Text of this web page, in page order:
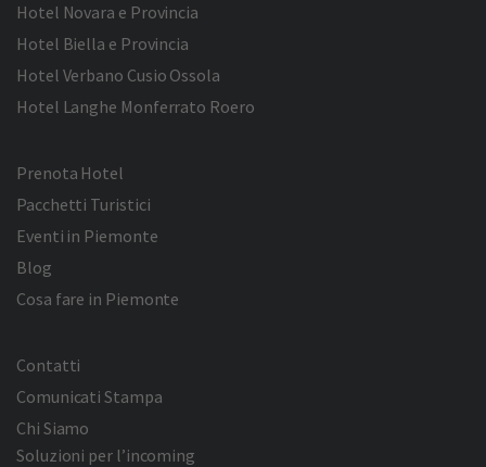
Hotel Novara e Provincia
Hotel Biella e Provincia
Hotel Verbano Cusio Ossola
Hotel Langhe Monferrato Roero
Prenota Hotel
Pacchetti Turistici
Eventi in Piemonte
Blog
Cosa fare in Piemonte
Contatti
Comunicati Stampa
Chi Siamo
Soluzioni per l’incoming